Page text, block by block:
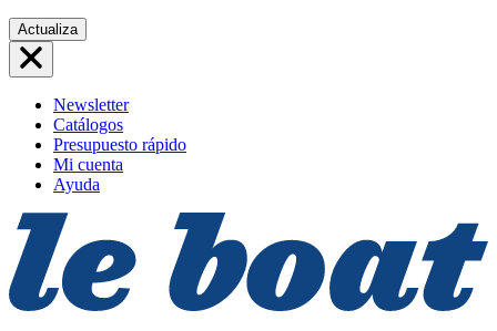
Saltar
al
contenido
Actualiza
Newsletter
Catálogos
Presupuesto rápido
Mi cuenta
Ayuda